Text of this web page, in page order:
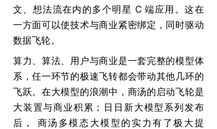
文、想法流在内的多个明星 C 端应用。这在
一方面可以使技术与商业紧密绑定，同时驱动
数据飞轮。
算力、算法、用户与商业是一套完整的模型体
系，任一环节的极速飞转都会带动其他几环的
飞跃。在大模型的浪潮中，商汤的启动飞轮是
大装置与商业积累；日日新大模型系列发布
后， 商汤多模态大模型的实力有了极大提